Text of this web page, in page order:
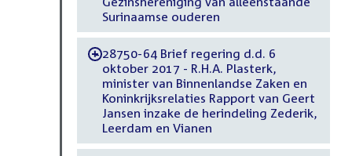
Surinaamse ouderen
-28750-64 Brief regering d.d. 6
oktober 2017 - R.H.A. Plasterk,
minister van Binnenlandse Zaken en
Koninkrijksrelaties Rapport van Geert
Jansen inzake de herindeling Zederik,
Leerdam en Vianen